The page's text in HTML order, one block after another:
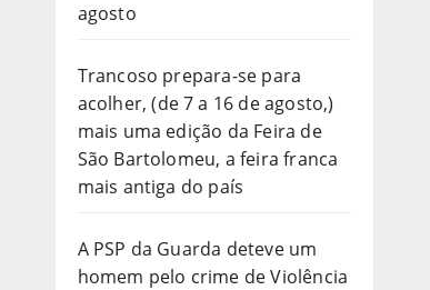
agosto
Trancoso prepara-se para
acolher, (de 7 a 16 de agosto,)
mais uma edição da Feira de
São Bartolomeu, a feira franca
mais antiga do país
A PSP da Guarda deteve um
homem pelo crime de Violência